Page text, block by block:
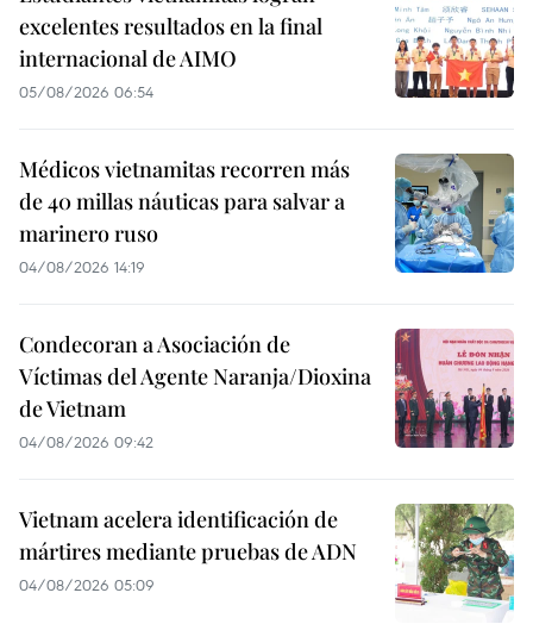
excelentes resultados en la final
internacional de AIMO
05/08/2026 06:54
Médicos vietnamitas recorren más
de 40 millas náuticas para salvar a
marinero ruso
04/08/2026 14:19
Condecoran a Asociación de
Víctimas del Agente Naranja/Dioxina
de Vietnam
04/08/2026 09:42
Vietnam acelera identificación de
mártires mediante pruebas de ADN
04/08/2026 05:09